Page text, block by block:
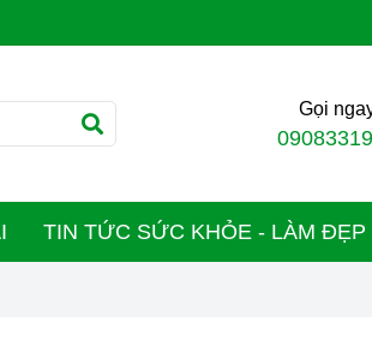
Gọi
TIN TỨC SỨC KHỎE - LÀM ĐẸP